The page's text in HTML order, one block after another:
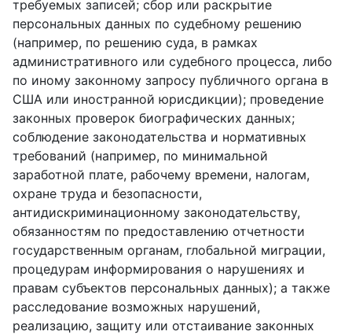
требуемых записей; сбор или раскрытие
персональных данных по судебному решению
(например, по решению суда, в рамках
административного или судебного процесса, либо
по иному законному запросу публичного органа в
США или иностранной юрисдикции); проведение
законных проверок биографических данных;
соблюдение законодательства и нормативных
требований (например, по минимальной
заработной плате, рабочему времени, налогам,
охране труда и безопасности,
антидискриминационному законодательству,
обязанностям по предоставлению отчетности
государственным органам, глобальной миграции,
процедурам информирования о нарушениях и
правам субъектов персональных данных); а также
расследование возможных нарушений,
реализацию, защиту или отстаивание законных